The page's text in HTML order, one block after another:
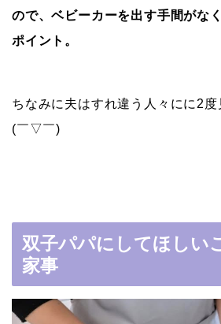
ので、ベビーカーを出す手間がな
ポイント。
ちなみに夫はすれ違う人々にに2
(￣▽￣)
双子パパにしてほしい
家事